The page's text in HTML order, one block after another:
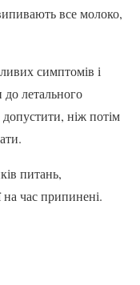
все молоко,
симптомів і
до летального
ніж потім
питань,
на час припинені.